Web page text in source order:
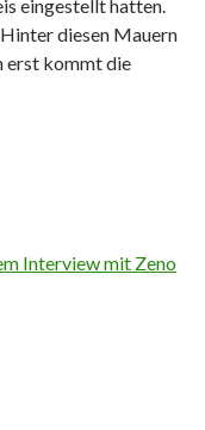
eingestellt hatten.
diesen Mauern
erst kommt die
Interview mit Zeno